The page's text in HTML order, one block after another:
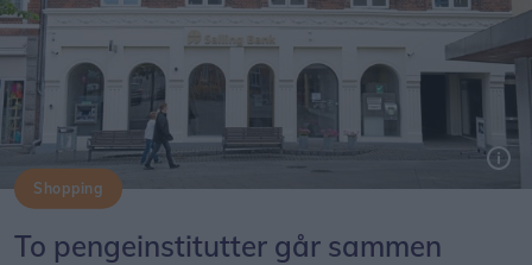
Shopping
To pengeinstitutter går sammen